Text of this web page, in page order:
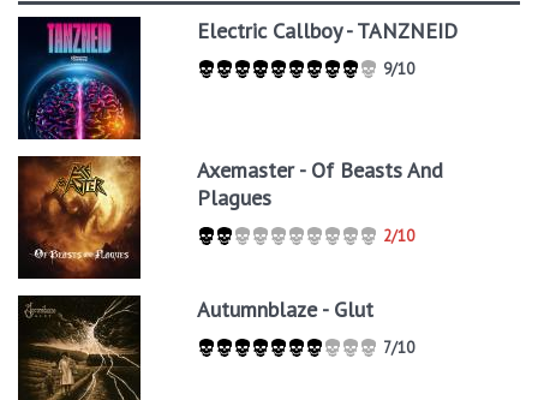
Electric Callboy - TANZNEID
9/10
Axemaster - Of Beasts And
Plagues
2/10
Autumnblaze - Glut
7/10